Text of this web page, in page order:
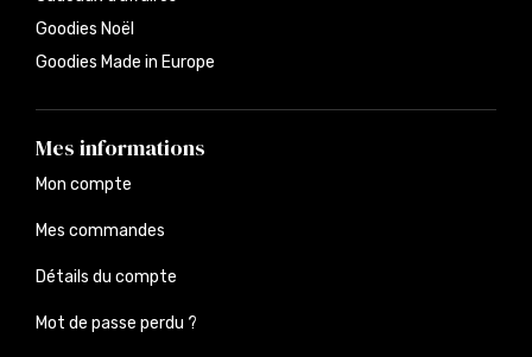
Goodies Noël
Goodies Made in Europe
Mes informations
Mon compte
Mes commandes
Détails du compte
Mot de passe perdu ?